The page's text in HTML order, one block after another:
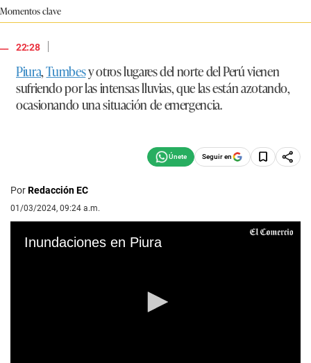
Momentos clave
22:28
|
Piura,Tumbesy otros lugares del norte del Perú vienen
sufriendo por las intensas lluvias, que las están azotando,
ocasionando una situación de emergencia.
Seguir en
PorRedacción EC
01/03/2024, 09:24 a.m.
Inundaciones en Piura